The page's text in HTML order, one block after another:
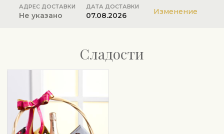
АДРЕС ДОСТАВКИ
Не указано
ДАТА ДОСТАВКИ
07.08.2026 Изменение
Сладости